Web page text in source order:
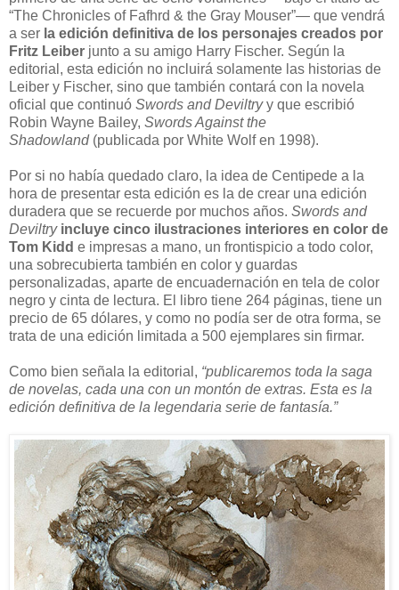
“The Chronicles of Fafhrd & the Gray Mouser”— que vendrá
a ser la edición definitiva de los personajes creados por
Fritz Leiber junto a su amigo Harry Fischer. Según la
editorial, esta edición no incluirá solamente las historias de
Leiber y Fischer, sino que también contará con la novela
oficial que continuó Swords and Deviltryy que escribió
Robin Wayne Bailey, Swords Against the
Shadowland(publicada por White Wolf en 1998).
Por si no había quedado claro, la idea de Centipede a la
hora de presentar esta edición es la de crear una edición
duradera que se recuerde por muchos años. Swords and
Deviltry incluye cinco ilustraciones interiores en color de
Tom Kidd e impresas a mano, un frontispicio a todo color,
una sobrecubierta también en color y guardas
personalizadas, aparte de encuadernación en tela de color
negro y cinta de lectura. El libro tiene 264 páginas, tiene un
precio de 65 dólares, y como no podía ser de otra forma, se
trata de una edición limitada a 500 ejemplares sin firmar.
Como bien señala la editorial, “publicaremos toda la saga
de novelas, cada una con un montón de extras. Esta es la
edición definitiva de la legendaria serie de fantasía.”